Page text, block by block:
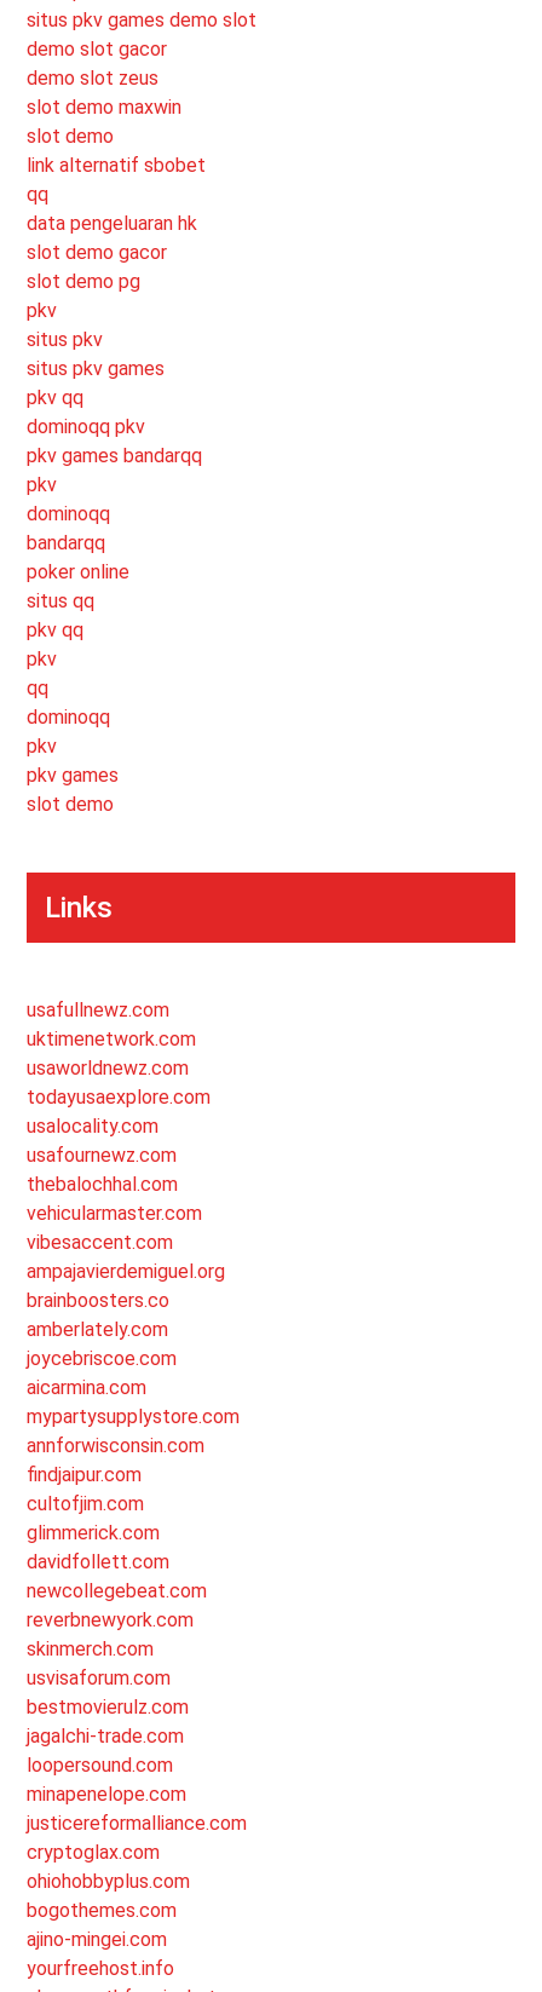
situs pkv games demo slot
demo slot gacor
demo slot zeus
slot demo maxwin
slot demo
link alternatif sbobet
qq
data pengeluaran hk
slot demo gacor
slot demo pg
pkv
situs pkv
situs pkv games
pkv qq
dominoqq pkv
pkv games bandarqq
pkv
dominoqq
bandarqq
poker online
situs qq
pkv qq
pkv
qq
dominoqq
pkv
pkv games
slot demo
Links
usafullnewz.com
uktimenetwork.com
usaworldnewz.com
todayusaexplore.com
usalocality.com
usafournewz.com
thebalochhal.com
vehicularmaster.com
vibesaccent.com
ampajavierdemiguel.org
brainboosters.co
amberlately.com
joycebriscoe.com
aicarmina.com
mypartysupplystore.com
annforwisconsin.com
findjaipur.com
cultofjim.com
glimmerick.com
davidfollett.com
newcollegebeat.com
reverbnewyork.com
skinmerch.com
usvisaforum.com
bestmovierulz.com
jagalchi-trade.com
loopersound.com
minapenelope.com
justicereformalliance.com
cryptoglax.com
ohiohobbyplus.com
bogothemes.com
ajino-mingei.com
yourfreehost.info